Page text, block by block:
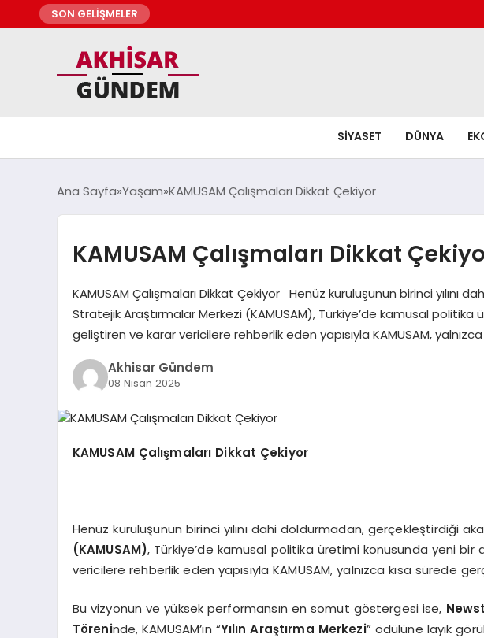
SON GELİŞMELER
SIYASET DÜNYA
Ana Sayfa Yaşam KAMUSAM Çalışmaları Dikkat Çekiyor
KAMUSAM Çalışmaları Dikkat
KAMUSAM Çalışmaları Dikkat Çekiyor Henüz kuruluşunun birinci
Stratejik Araştırmalar Merkezi (KAMUSAM), Türkiye’de kamusal
geliştiren ve karar vericilere rehberlik eden yapısıyla KAMUSAM,
Akhisar Gündem
08 Nisan 2025
KAMUSAM Çalışmaları Dikkat Çekiyor
Henüz kuruluşunun birinci yılını dahi doldurmadan, gerçekleştirdiği
(KAMUSAM), Türkiye’de kamusal politika üretimi konusunda yeni bir
vericilere rehberlik eden yapısıyla KAMUSAM, yalnızca kısa
Bu vizyonun ve yüksek performansın en somut göstergesi ise,
Töreninde, KAMUSAM’ın “Yılın Araştırma Merkezi” ödülüne layık